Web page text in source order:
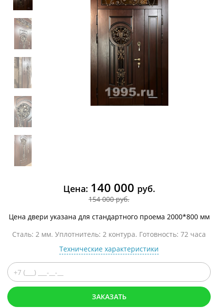
Цена: 140 000 руб.
154 000 руб.
Цена двери указана для стандартного проема 2000*800 мм
Сталь: 2 мм. Уплотнитель: 2 контура. Готовность: 72 часа
Технические характеристики
ЗАКАЗАТЬ